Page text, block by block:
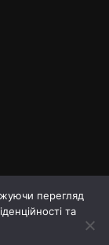
перегляд
та